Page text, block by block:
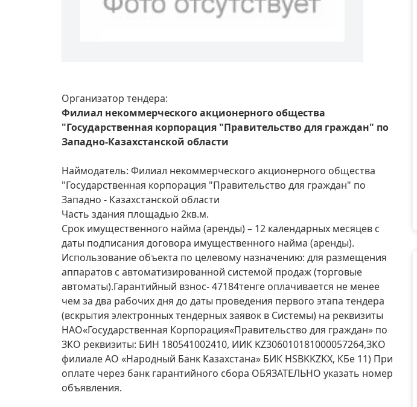
Организатор тендера:
Филиал некоммерческого акционерного общества
"Государственная корпорация "Правительство для граждан" по
Западно-Казахстанской области
Наймодатель: Филиал некоммерческого акционерного общества
"Государственная корпорация "Правительство для граждан" по
Западно - Казахстанской области
Часть здания площадью 2кв.м.
Срок имущественного найма (аренды) – 12 календарных месяцев с
даты подписания договора имущественного найма (аренды).
Использование объекта по целевому назначению: для размещения
аппаратов с автоматизированной системой продаж (торговые
автоматы).Гарантийный взнос- 47184тенге оплачивается не менее
чем за два рабочих дня до даты проведения первого этапа тендера
(вскрытия электронных тендерных заявок в Системы) на реквизиты
НАО«Государственная Корпорация«Правительство для граждан» по
ЗКО реквизиты: БИН 180541002410, ИИК KZ306010181000057264,ЗКО
филиале АО «Народный Банк Казахстана» БИК HSBKKZKX, КБе 11) При
оплате через банк гарантийного сбора ОБЯЗАТЕЛЬНО указать номер
объявления.